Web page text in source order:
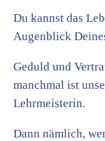
Du kannst das
Augenblick
Geduld und
manchmal ist
Lehrmeisterin.
Dann nämlich,